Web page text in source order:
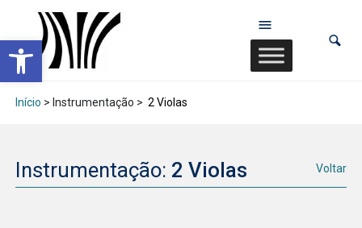
Abrir a barra de ferramentas
Início > Instrumentação > 2 Violas
Instrumentação: 2 Violas Voltar